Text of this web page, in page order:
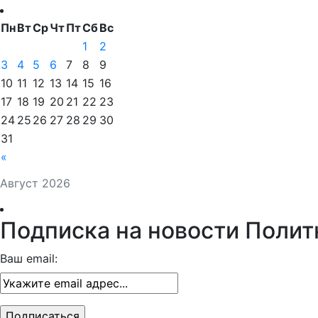
Август 2026
ПнВтСрЧтПтСбВс
«
1
2
3
4 5 6 7 8
9
10 11 12 13 14 15 16
17 18 19 20 21 22 23
24 25 26 27 28 29 30
31
Подписка на новости
Ваш email: